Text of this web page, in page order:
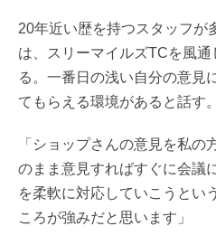
20年近い歴を持つスタッフが
は、スリーマイルズTCを風
る。一番日の浅い自分の意見
てもらえる環境があると話す。
「ショップさんの意見を私の
のまま意見すればすぐに会議
を柔軟に対応していこうとい
ころが強みだと思います」